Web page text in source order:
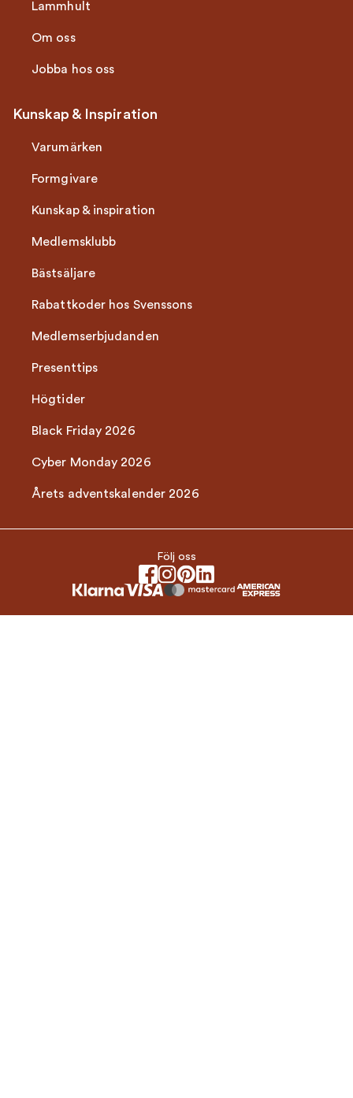
Lammhult
Om oss
Jobba hos oss
Kunskap & Inspiration
Varumärken
Formgivare
Kunskap & inspiration
Medlemsklubb
Bästsäljare
Rabattkoder hos Svenssons
Medlemserbjudanden
Presenttips
Högtider
Black Friday 2026
Cyber Monday 2026
Årets adventskalender 2026
Följ oss